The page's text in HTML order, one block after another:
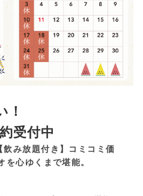
！
受付中
み放題付き】コミコミ価
を心ゆくまで堪能。